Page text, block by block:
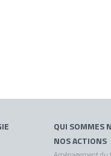
QUI SOMMES
NOS ACTIONS